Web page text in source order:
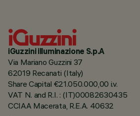
iGuzzini illuminazione S.p.A
Via Mariano Guzzini 37
62019 Recanati (Italy)
Share Capital €21.050.000,00 i.v.
VAT N. and R.I. : (IT)00082630435
CCIAA Macerata, R.E.A. 40632